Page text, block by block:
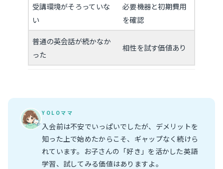
受講環境がそろっていな
い
必要機器と初期費用
を確認
普通の英会話が続かなか
った
相性を試す価値あり
YOLOママ
入会前は不安でいっぱいでしたが、デメリットを
知った上で始めたからこそ、ギャップなく続けら
れています。お子さんの「好き」を活かした英語
学習、試してみる価値はありますよ。